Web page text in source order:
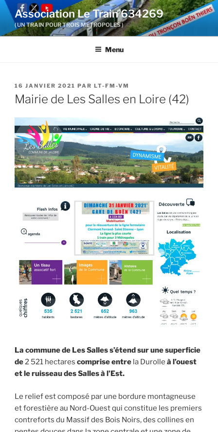
Aller
contenu
Association Le Train 634269
( UN TRAIN POUR TROIS METROPOLES )
Menu
PUBLIÉ
LE
16 JANVIER 2021 PAR LT-FM-VM
Mairie de Les Salles en Loire (42)
La commune de Les Salles s’étend sur une superficie
de2 521 hectares comprise entre la Durolle à l’ouest
et le ruisseau des Salles à l’Est.
Le relief est composé par une bordure montagneuse
et forestière au Nord-Ouest qui constitue les premiers
contreforts du Massif des Bois Noirs, des collines en